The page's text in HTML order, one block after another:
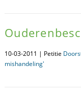
10-03-2011 | Petitie
mishandeling'